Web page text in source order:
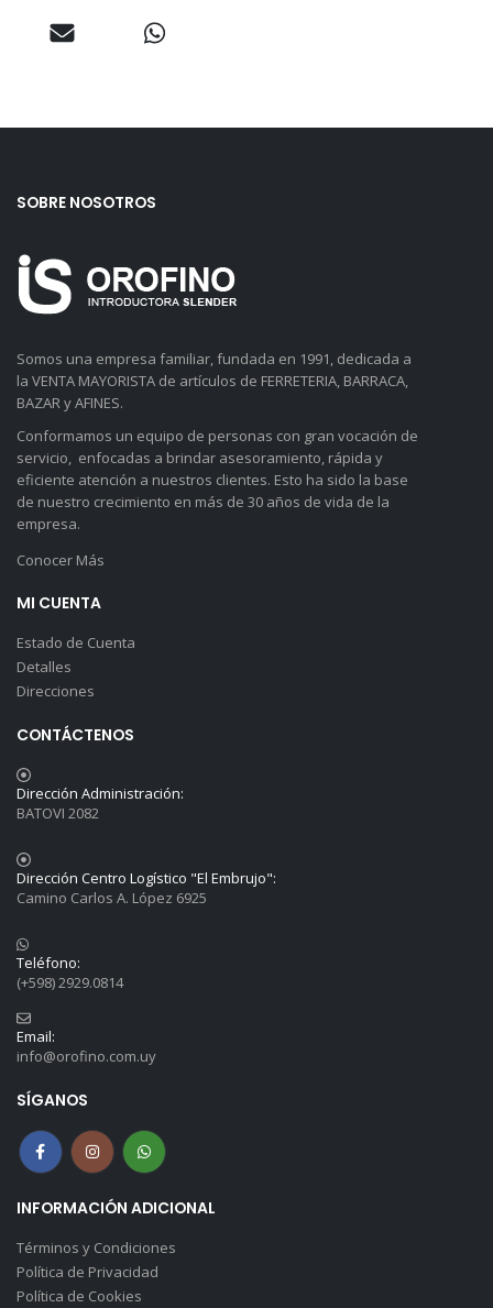
SOBRE NOSOTROS
Somos una empresa familiar, fundada en 1991, dedicada a
la VENTA MAYORISTA de artículos de FERRETERIA, BARRACA,
BAZAR y AFINES.
Conformamos un equipo de personas con gran vocación de
servicio, enfocadas a brindar asesoramiento, rápida y
eficiente atención a nuestros clientes. Esto ha sido la base
de nuestro crecimiento en más de 30 años de vida de la
empresa.
Conocer Más
MI CUENTA
Estado de Cuenta
Detalles
Direcciones
CONTÁCTENOS
Dirección Administración:
BATOVI 2082
Dirección Centro Logístico "El Embrujo":
Camino Carlos A. López 6925
Teléfono:
(+598) 2929.0814
Email:
info@orofino.com.uy
SÍGANOS
INFORMACIÓN ADICIONAL
Términos y Condiciones
Política de Privacidad
Política de Cookies